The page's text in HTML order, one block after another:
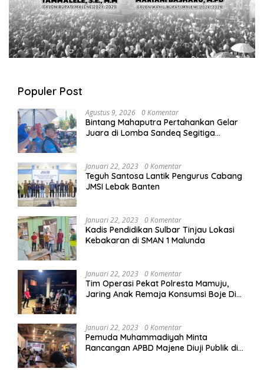
Populer Post
Agustus 9, 2026 0 Komentar
Bintang Mahaputra Pertahankan Gelar
Juara di Lomba Sandeq Segitiga
Januari 22, 2023 0 Komentar
Teguh Santosa Lantik Pengurus Cabang
JMSI Lebak Banten
Januari 22, 2023 0 Komentar
Kadis Pendidikan Sulbar Tinjau Lokasi
Kebakaran di SMAN 1 Malunda
Januari 22, 2023 0 Komentar
Tim Operasi Pekat Polresta Mamuju,
Jaring Anak Remaja Konsumsi Boje Di
Januari 22, 2023 0 Komentar
Pemuda Muhammadiyah Minta
Rancangan APBD Majene Diuji Publik di